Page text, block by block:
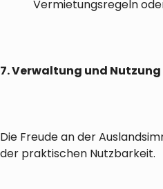
Vermietungsregeln
7. Verwaltung und
Die Freude an der
der praktischen Nutzbarkeit.